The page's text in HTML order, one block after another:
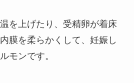
を上げたり、受精卵が着床
膜を柔らかくして、妊娠し
モンです。